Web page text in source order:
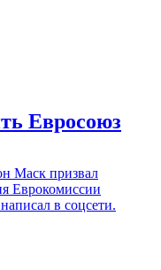
Евросоюз
Маск призвал
Еврокомиссии
в соцсети.